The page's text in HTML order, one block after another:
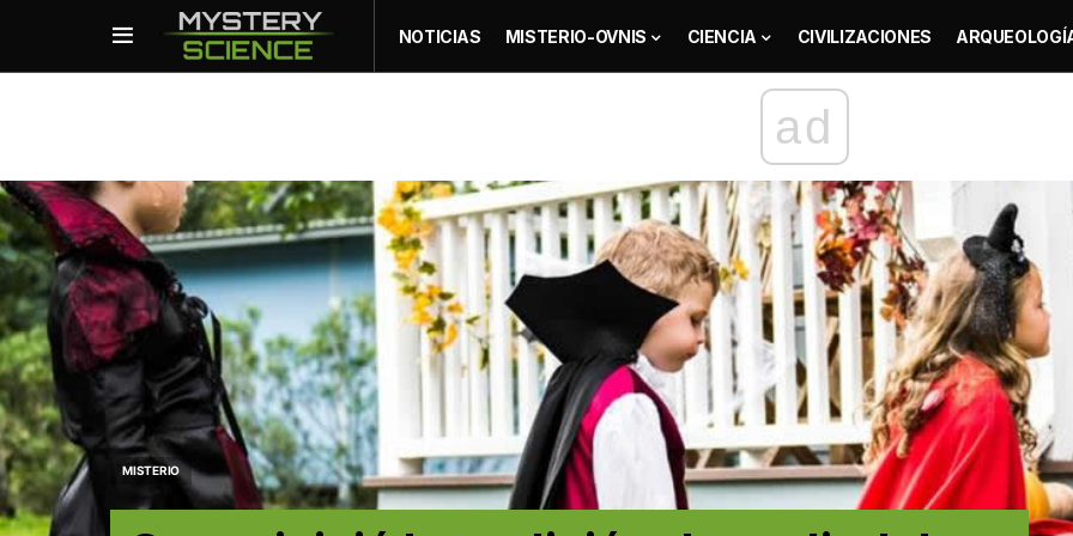
NOTICIAS MISTERIO-OVNIS CIENCIA CIVILIZACIONES
ad
MISTERIO